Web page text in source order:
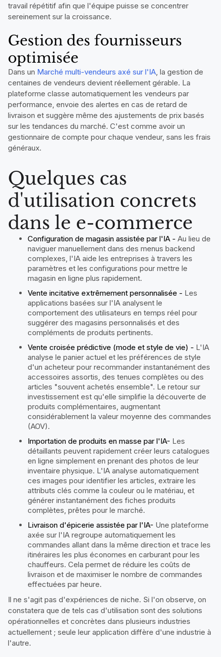
travail répétitif afin que l'équipe puisse se concentrer
sereinement sur la croissance.
Gestion des fournisseurs
optimisée
Dans un Marché multi-vendeurs axé sur l'IA , la gestion de
centaines de vendeurs devient réellement gérable. La
plateforme classe automatiquement les vendeurs par
performance, envoie des alertes en cas de retard de
livraison et suggère même des ajustements de prix basés
sur les tendances du marché. C'est comme avoir un
gestionnaire de compte pour chaque vendeur, sans les frais
généraux.
Quelques cas
d'utilisation concrets
dans le e-commerce
Configuration de magasin assistée par l'IA - Au lieu de
naviguer manuellement dans des menus backend
complexes, l'IA aide les entreprises à travers les
paramètres et les configurations pour mettre le
magasin en ligne plus rapidement.
Vente incitative extrêmement personnalisée - Les
applications basées sur l'IA analysent le
comportement des utilisateurs en temps réel pour
suggérer des magasins personnalisés et des
compléments de produits pertinents.
Vente croisée prédictive (mode et style de vie) - L'IA
analyse le panier actuel et les préférences de style
d'un acheteur pour recommander instantanément des
accessoires assortis, des tenues complètes ou des
articles "souvent achetés ensemble". Le retour sur
investissement est qu'elle simplifie la découverte de
produits complémentaires, augmentant
considérablement la valeur moyenne des commandes
(AOV).
Importation de produits en masse par l'IA- Les
détaillants peuvent rapidement créer leurs catalogues
en ligne simplement en prenant des photos de leur
inventaire physique. L'IA analyse automatiquement
ces images pour identifier les articles, extraire les
attributs clés comme la couleur ou le matériau, et
générer instantanément des fiches produits
complètes, prêtes pour le marché.
Livraison d'épicerie assistée par l'IA- Une plateforme
axée sur l'IA regroupe automatiquement les
commandes allant dans la même direction et trace les
itinéraires les plus économes en carburant pour les
chauffeurs. Cela permet de réduire les coûts de
livraison et de maximiser le nombre de commandes
effectuées par heure.
Il ne s'agit pas d'expériences de niche. Si l'on observe, on
constatera que de tels cas d'utilisation sont des solutions
opérationnelles et concrètes dans plusieurs industries
actuellement ; seule leur application diffère d'une industrie à
l'autre.